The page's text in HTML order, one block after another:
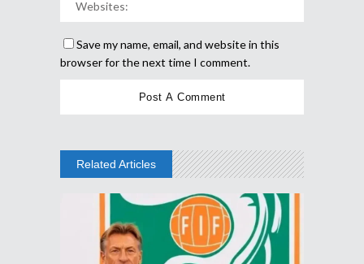
Save my name, email, and website in this
browser for the next time I comment.
Related Articles